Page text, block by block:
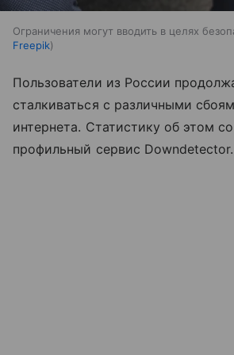
Ограничения могут вводить в целях
Freepik
Пользователи из России
сталкиваться с различными
интернета. Статистику об этом
профильный сервис Downdetector.